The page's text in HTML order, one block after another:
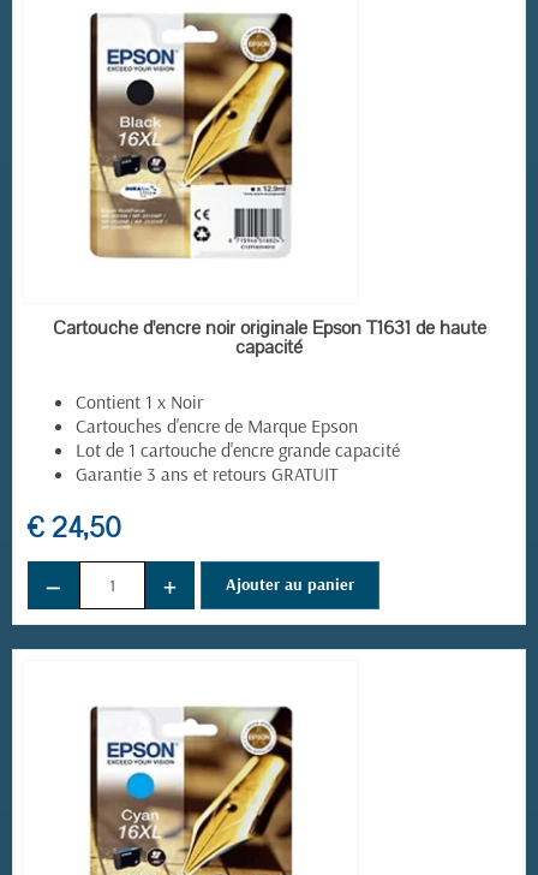
EN STOCK
Cartouche d'encre noir originale Epson T1631 de haute
capacité
Contient 1 x Noir
Cartouches d'encre de Marque Epson
Lot de 1 cartouche d'encre grande capacité
Garantie 3 ans et retours GRATUIT
€ 24,50
− + Ajouter au panier